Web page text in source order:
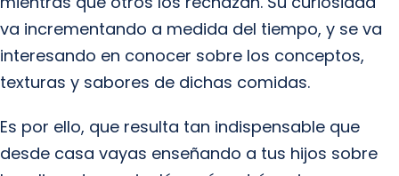
va incrementando a medida del tiempo, y se va
interesando en conocer sobre los conceptos,
texturas y sabores de dichas comidas.
Es por ello, que resulta tan indispensable que
desde casa vayas enseñando a tus hijos sobre